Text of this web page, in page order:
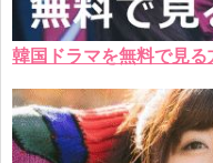
韓国ドラマを無料で見る